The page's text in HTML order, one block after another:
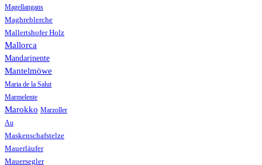
Magellangans
Maghreblerche
Mallertshofer Holz
Mallorca
Mandarinente
Mantelmöwe
Maria de la Salut
Marmelente
Marokko Marzoller
Au
Maskenschafstelze
Mauerläufer
Mauersegler